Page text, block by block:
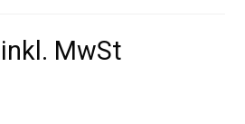
inkl. MwSt